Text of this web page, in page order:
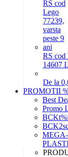
RS cod
14607
De la
PROMOTII
Best
Promo